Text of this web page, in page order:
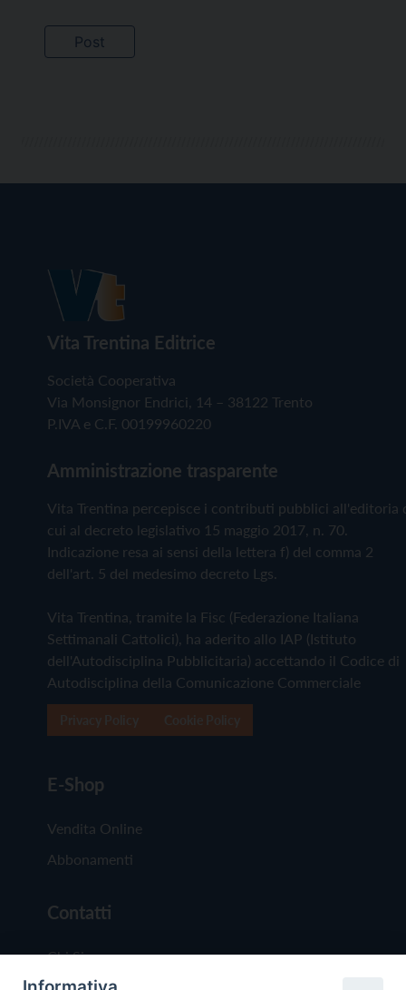
Vita Trentina Editrice
Società Cooperativa
Via Monsignor Endrici, 14 – 38122 Trento
P.IVA e C.F. 00199960220
Amministrazione trasparente
Vita Trentina percepisce i contributi pubblici all'editoria
cui al decreto legislativo 15 maggio 2017, n. 70.
Indicazione resa ai sensi della lettera f) del comma 2
dell'art. 5 del medesimo decreto Lgs.
Vita Trentina, tramite la Fisc (Federazione Italiana
Settimanali Cattolici), ha aderito allo IAP (Istituto
dell'Autodisciplina Pubblicitaria) accettando il Codice di
Autodisciplina della Comunicazione Commerciale
E-Shop
Vendita Online
Abbonamenti
Contatti
Chi Siamo